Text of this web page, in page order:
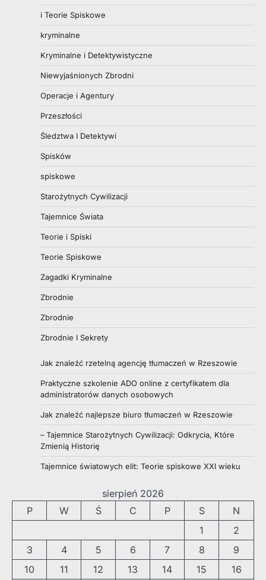
i Teorie Spiskowe
kryminalne
Kryminalne i Detektywistyczne
Niewyjaśnionych Zbrodni
Operacje i Agentury
Przeszłości
Śledztwa I Detektywi
Spisków
spiskowe
Starożytnych Cywilizacji
Tajemnice Świata
Teorie i Spiski
Teorie Spiskowe
Zagadki Kryminalne
Zbrodnie
Zbrodnie
Zbrodnie I Sekrety
Jak znaleźć rzetelną agencję tłumaczeń w Rzeszowie
Praktyczne szkolenie ADO online z certyfikatem dla
administratorów danych osobowych
Jak znaleźć najlepsze biuro tłumaczeń w Rzeszowie
– Tajemnice Starożytnych Cywilizacji: Odkrycia, Które
Zmienią Historię
Tajemnice światowych elit: Teorie spiskowe XXI wieku
sierpień 2026
P
W Ś C P S
N
1
2
3
4 5 6 7 8
9
10
11 12 13 14 15
16